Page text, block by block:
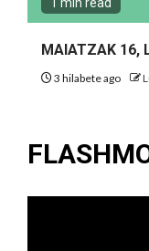
MAIATZAK 16,
3 hilabete ago